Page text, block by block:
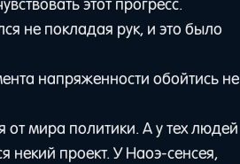
этот прогресс.
не покладая рук, и это было
напряженности обойтись не
мира политики. А у тех людей
некий проект. У Наоэ-сенсея,